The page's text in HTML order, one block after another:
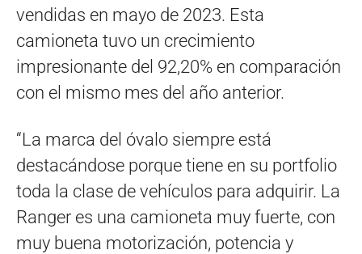
vendidas en mayo de 2023. Esta
camioneta tuvo un crecimiento
impresionante del 92,20% en comparación
con el mismo mes del año anterior.
“La marca del óvalo siempre está
destacándose porque tiene en su portfolio
toda la clase de vehículos para adquirir. La
Ranger es una camioneta muy fuerte, con
muy buena motorización, potencia y